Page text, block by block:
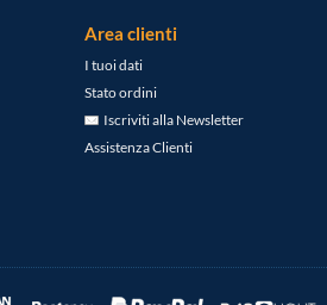
Area clienti
I tuoi dati
Stato ordini
Iscriviti alla Newsletter
Assistenza Clienti